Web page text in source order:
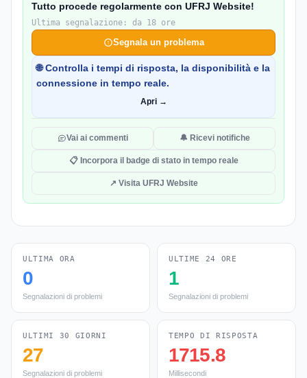
Tutto procede regolarmente con UFRJ Website!
Ultima segnalazione: da 18 ore
Segnala un problema
🌐 Controlla i tempi di risposta, la disponibilità e la
connessione in tempo reale.
Apri →
Vai ai commenti 🔔 Ricevi notifiche
📋 Incorpora il badge di stato in tempo reale
↗ Visita UFRJ Website
ULTIMA ORA
0
Segnalazioni di problemi
ULTIME 24 ORE
1
Segnalazioni di problemi
ULTIMI 30 GIORNI
27
Segnalazioni di problemi
TEMPO DI RISPOSTA
1715.8
Millisecondi